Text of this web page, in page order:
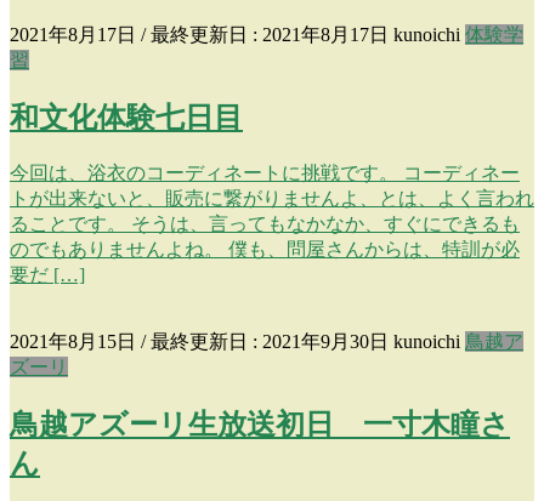
2021年8月17日 / 最終更新日 : 2021年8月17日 kunoichi 体験学
習
和文化体験七日目
今回は、浴衣のコーディネートに挑戦です。 コーディネー
トが出来ないと、販売に繋がりませんよ、とは、よく言われ
ることです。 そうは、言ってもなかなか、すぐにできるも
のでもありませんよね。 僕も、問屋さんからは、特訓が必
要だ […]
2021年8月15日 / 最終更新日 : 2021年9月30日 kunoichi 鳥越ア
ズーリ
鳥越アズーリ生放送初日 一寸木瞳さ
ん